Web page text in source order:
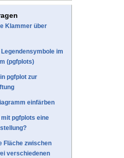
Klammer über
im
(pgfplots)
pgfplot zur
einfärben
pgfplots eine
Fläche zwischen
verschiedenen